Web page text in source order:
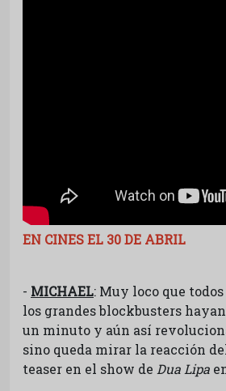
EN CINES EL 30 DE ABRIL
- MICHAEL: Muy loco que
los grandes blockbusters
un minuto y aún así
sino queda mirar la reacción
teaser en el show de Dua Lipa